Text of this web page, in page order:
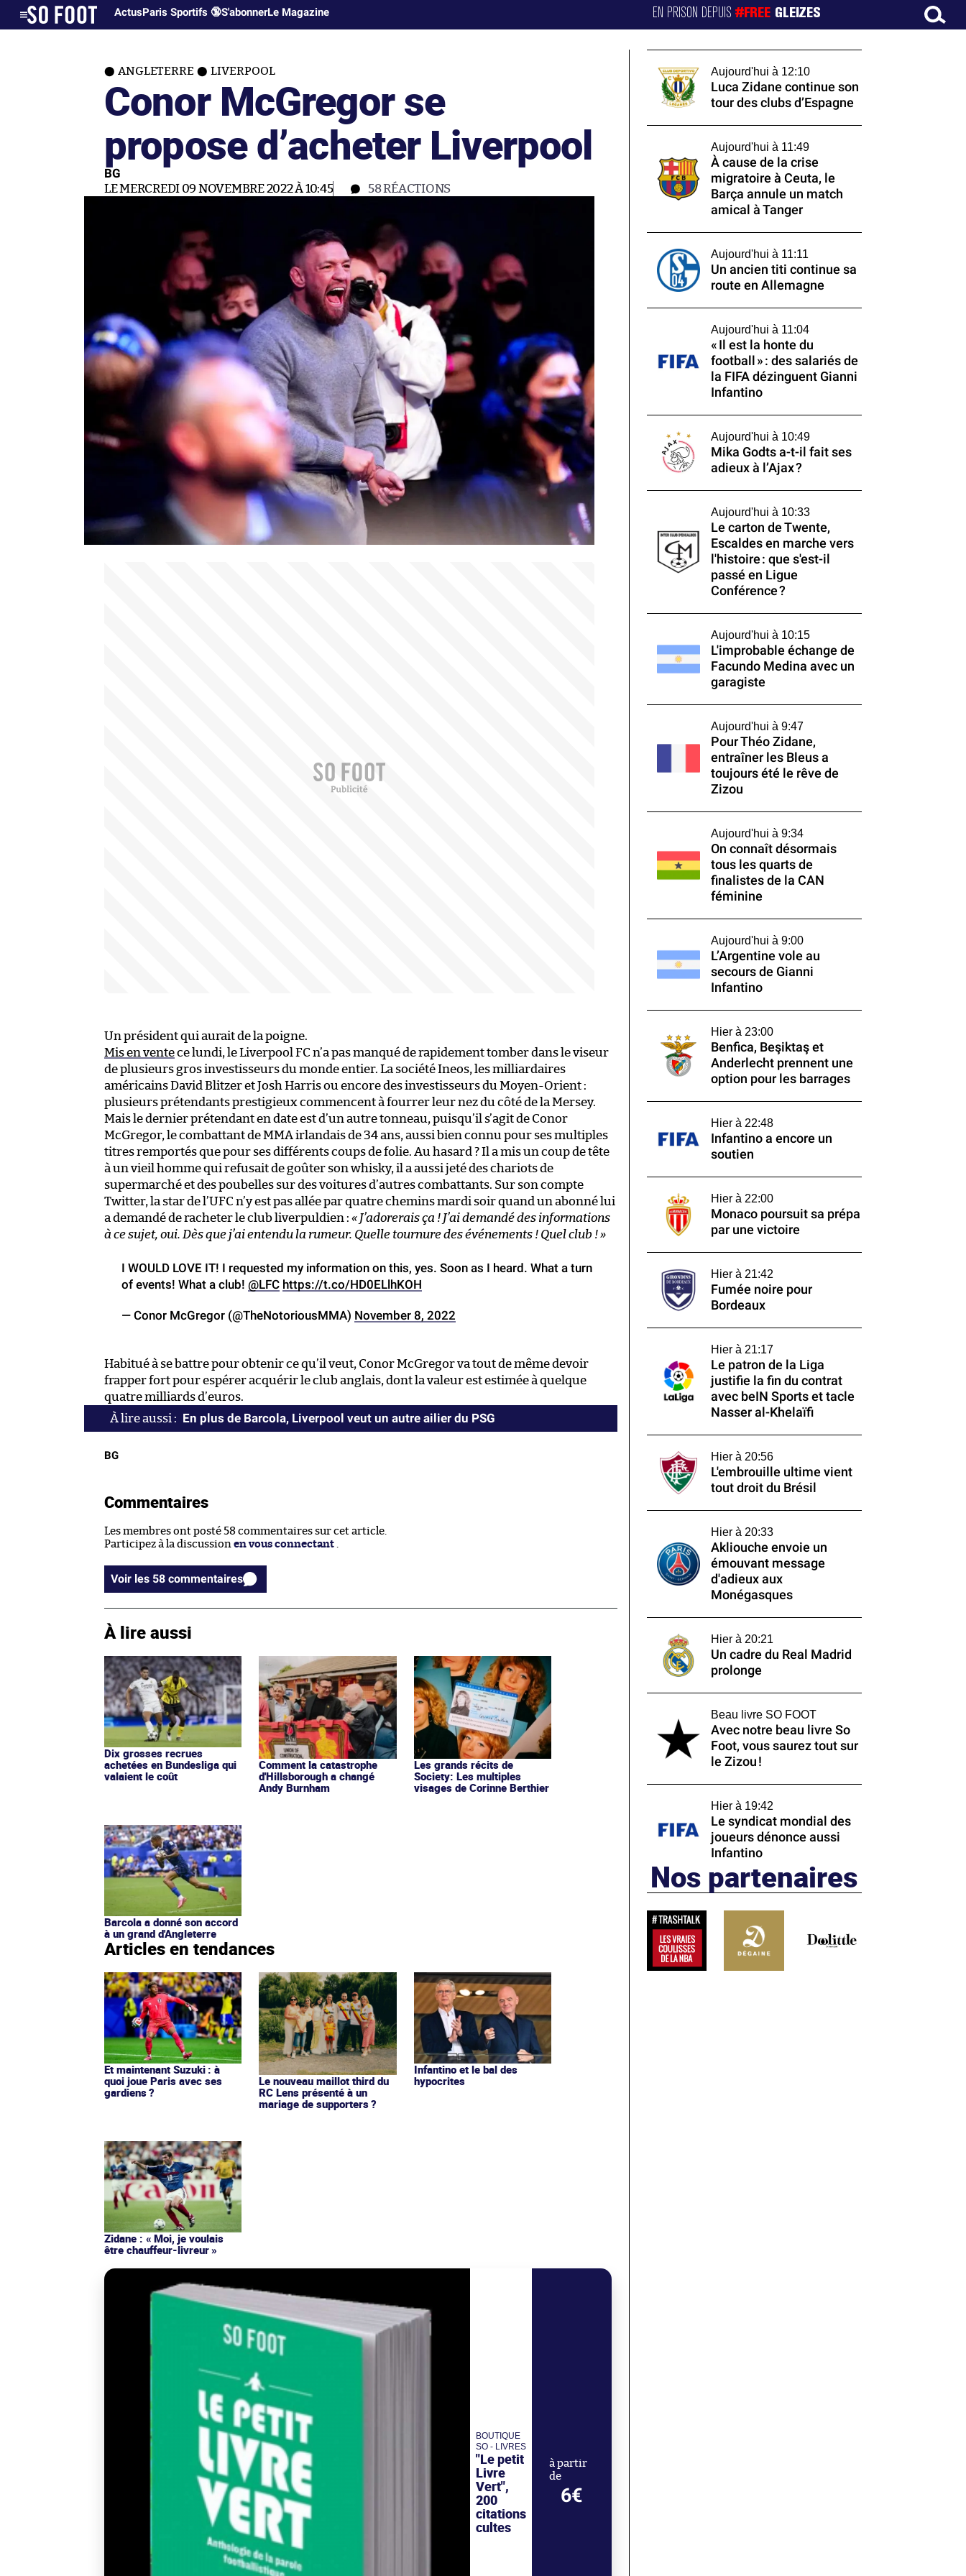
ActusParis Sportifs 🔞S'abonnerLe Magazine EN PRISON DEPUIS#FREE GLEIZES
ANGLETERRE LIVERPOOL
Conor McGregor se
propose d’acheter Liverpool
BG
LE MERCREDI 09 NOVEMBRE 2022 À 10:45 58RÉACTIONS
Un président qui aurait de la poigne.
Mis en ventece lundi, le Liverpool FC n’a pas manqué de rapidement tomber dans le viseur
de plusieurs gros investisseurs du monde entier. La société Ineos, les milliardaires
américains David Blitzer et Josh Harris ou encore des investisseurs du Moyen-Orient :
plusieurs prétendants prestigieux commencent à fourrer leur nez du côté de la Mersey.
Mais le dernier prétendant en date est d’un autre tonneau, puisqu’il s’agit de Conor
McGregor, le combattant de MMA irlandais de 34 ans, aussi bien connu pour ses multiples
titres remportés que pour ses différents coups de folie. Au hasard ? Il a mis un coup de tête
à un vieil homme qui refusait de goûter son whisky, il a aussi jeté des chariots de
supermarché et des poubelles sur des voitures d’autres combattants. Sur son compte
Twitter, la star de l’UFC n’y est pas allée par quatre chemins mardi soir quand un abonné lui
a demandé de racheter le club liverpuldien : « J’adorerais ça ! J’ai demandé des informations
à ce sujet, oui. Dès que j’ai entendu la rumeur. Quelle tournure des événements ! Quel club ! »
I WOULD LOVE IT! I requested my information on this, yes. Soon as I heard. What a turn
of events! What a club! @LFC https://t.co/HD0ELlhKOH
— Conor McGregor (@TheNotoriousMMA) November 8, 2022
Habitué à se battre pour obtenir ce qu’il veut, Conor McGregor va tout de même devoir
frapper fort pour espérer acquérir le club anglais, dont la valeur est estimée à quelque
quatre milliards d’euros.
En plus de Barcola, Liverpool veut un autre ailier du PSG
BG
Commentaires
Les membres ont posté 58 commentaires sur cet article.
Participez à la discussion en vous connectant
Voir les 58 commentaires
À lire aussi
Dix grosses recrues
achetées en Bundesliga qui
valaient le coût
Comment la catastrophe
d'Hillsborough a changé
Andy Burnham
Les grands récits de
Society: Les multiples
visages de Corinne Berthier
Barcola a donné son accord
à un grand d'Angleterre
Articles en tendances
Et maintenant Suzuki : à
quoi joue Paris avec ses
gardiens ?
Le nouveau maillot third du
RC Lens présenté à un
mariage de supporters ?
Infantino et le bal des
hypocrites
Zidane : « Moi, je voulais
être chauffeur-livreur »
BOUTIQUE
SO - LIVRES
"Le petit
Livre
Vert",
200
citations
cultes
à partir
de
6€
Aujourd'hui à 12:10
Luca Zidane continue son
tour des clubs d’Espagne
Aujourd'hui à 11:49
À cause de la crise
migratoire à Ceuta, le
Barça annule un match
amical à Tanger
Aujourd'hui à 11:11
Un ancien titi continue sa
route en Allemagne
Aujourd'hui à 11:04
« Il est la honte du
football » : des salariés de
la FIFA dézinguent Gianni
Infantino
Aujourd'hui à 10:49
Mika Godts a-t-il fait ses
adieux à l’Ajax ?
Aujourd'hui à 10:33
Le carton de Twente,
Escaldes en marche vers
l'histoire : que s'est-il
passé en Ligue
Conférence ?
Aujourd'hui à 10:15
L'improbable échange de
Facundo Medina avec un
garagiste
Aujourd'hui à 9:47
Pour Théo Zidane,
entraîner les Bleus a
toujours été le rêve de
Zizou
Aujourd'hui à 9:34
On connaît désormais
tous les quarts de
finalistes de la CAN
féminine
Aujourd'hui à 9:00
L’Argentine vole au
secours de Gianni
Infantino
Hier à 23:00
Benfica, Beşiktaş et
Anderlecht prennent une
option pour les barrages
Hier à 22:48
Infantino a encore un
soutien
Hier à 22:00
Monaco poursuit sa prépa
par une victoire
Hier à 21:42
Fumée noire pour
Bordeaux
Hier à 21:17
Le patron de la Liga
justifie la fin du contrat
avec beIN Sports et tacle
Nasser al-Khelaïfi
Hier à 20:56
L'embrouille ultime vient
tout droit du Brésil
Hier à 20:33
Akliouche envoie un
émouvant message
d'adieux aux
Monégasques
Hier à 20:21
Un cadre du Real Madrid
prolonge
Beau livre SO FOOT
Avec notre beau livre So
Foot, vous saurez tout sur
le Zizou !
Hier à 19:42
Le syndicat mondial des
joueurs dénonce aussi
Infantino
Nos partenaires